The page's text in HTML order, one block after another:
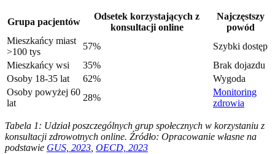
Grupa pacjentów
Odsetek korzystających z
konsultacji online
Najczęstszy
powód
Mieszkańcy miast
>100 tys
57%
Szybki dostęp
Mieszkańcy wsi
35%
Brak dojazdu
Osoby 18-35 lat
62%
Wygoda
Osoby powyżej 60
lat
28%
Monitoring
zdrowia
Tabela 1: Udział poszczególnych grup społecznych w korzystaniu z
konsultacji zdrowotnych online. Źródło: Opracowanie własne na
podstawie GUS, 2023 OECD, 2023